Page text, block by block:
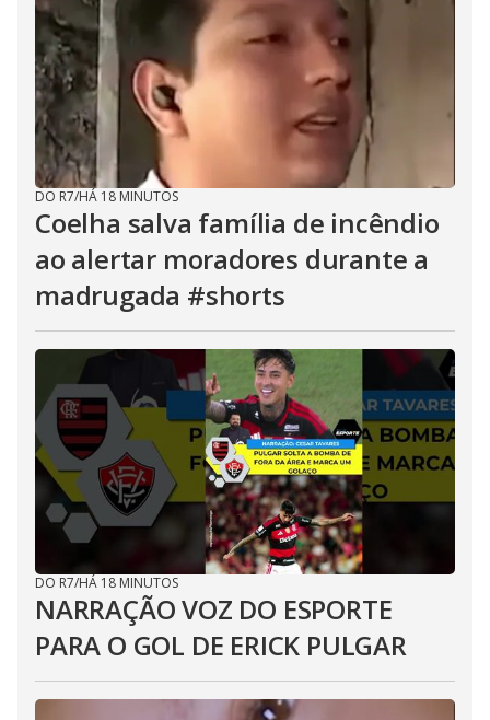
DO R7/HÁ 18 MINUTOS
Coelha salva família de incêndio
ao alertar moradores durante a
madrugada #shorts
DO R7/HÁ 18 MINUTOS
NARRAÇÃO VOZ DO ESPORTE
PARA O GOL DE ERICK PULGAR